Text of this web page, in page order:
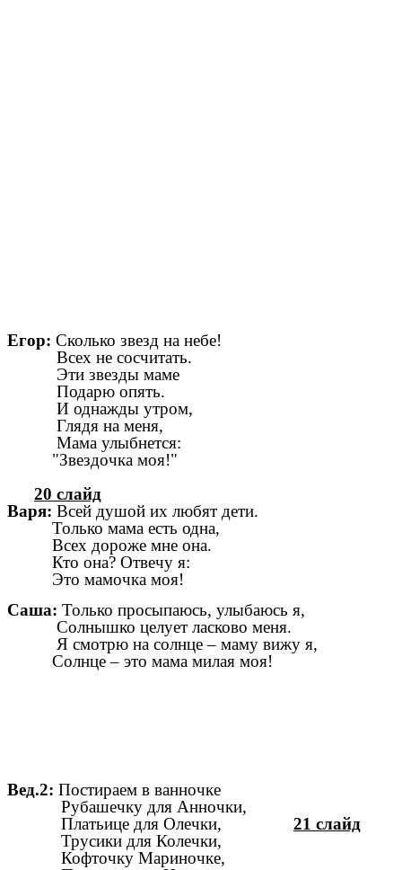
Егор: Сколько звезд на небе!
Всех не сосчитать.
Эти звезды маме
Подарю опять.
И однажды утром,
Глядя на меня,
Мама улыбнется:
"Звездочка моя!"
20 слайд
Варя: Всей душой их любят дети.
Только мама есть одна,
Всех дороже мне она.
Кто она? Отвечу я:
Это мамочка моя!
Саша: Только просыпаюсь, улыбаюсь я,
Солнышко целует ласково меня.
Я смотрю на солнце – маму вижу я,
Солнце – это мама милая моя!
Вед.2: Постираем в ванночке
Рубашечку для Анночки,
Платьице для Олечки, 21 слайд
Трусики для Колечки,
Кофточку Мариночке,